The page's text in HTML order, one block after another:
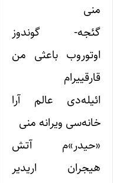
منی
گئجه- گوندوز
اوتوروب باعثی من
قارقییرام
ائیله‌دی عالم آرا
خانه‌سی ویرانه منی
«حیدر»م آتش
هیجران اریدیر